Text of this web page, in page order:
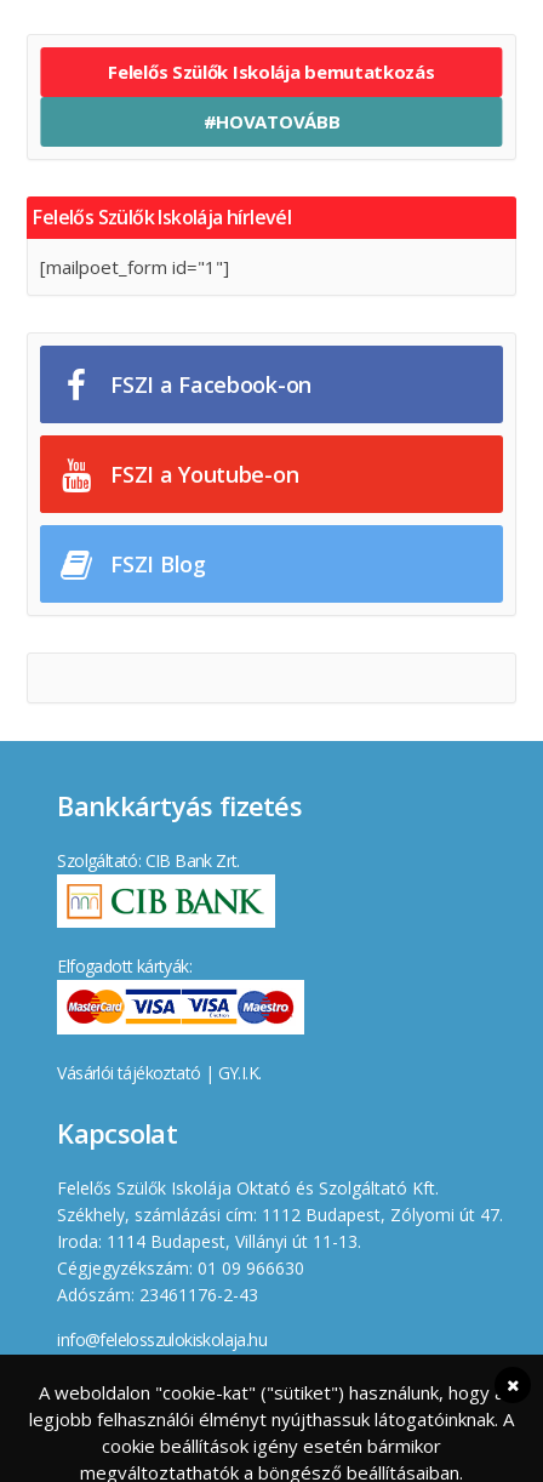
Felelős Szülők Iskolája bemutatkozás
#HOVATOVÁBB
Felelős Szülők Iskolája hírlevél
[mailpoet_form id="1"]
FSZI a Facebook-on
FSZI a Youtube-on
FSZI Blog
Bankkártyás fizetés
Szolgáltató: CIB Bank Zrt.
Elfogadott kártyák:
Vásárlói tájékoztató | GY.I.K.
Kapcsolat
Felelős Szülők Iskolája Oktató és Szolgáltató Kft.
Székhely, számlázási cím: 1112 Budapest, Zólyomi út 47.
Iroda: 1114 Budapest, Villányi út 11-13.
Cégjegyzékszám: 01 09 966630
Adószám: 23461176-2-43
info@felelosszulokiskolaja.hu
A weboldalon "cookie-kat" ("sütiket") használunk, hogy a
legjobb felhasználói élményt nyújthassuk látogatóinknak. A
cookie beállítások igény esetén bármikor
megváltoztathatók a böngésző beállításaiban.